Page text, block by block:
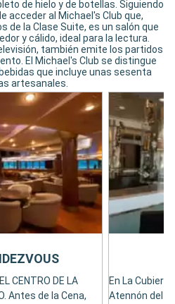
de hielo y de botellas. Siguiendo
acceder al Michael's Club que,
de la Clase Suite, es un salón que
y cálido, ideal para la lectura.
también emite los partidos
El Michael's Club se distingue
que incluye unas sesenta
artesanales.
CENTRO DE LA
Antes de la Cena,
En La
Atennón del